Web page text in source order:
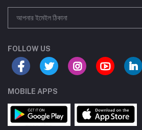
FOLLOW US
MOBILE APPS